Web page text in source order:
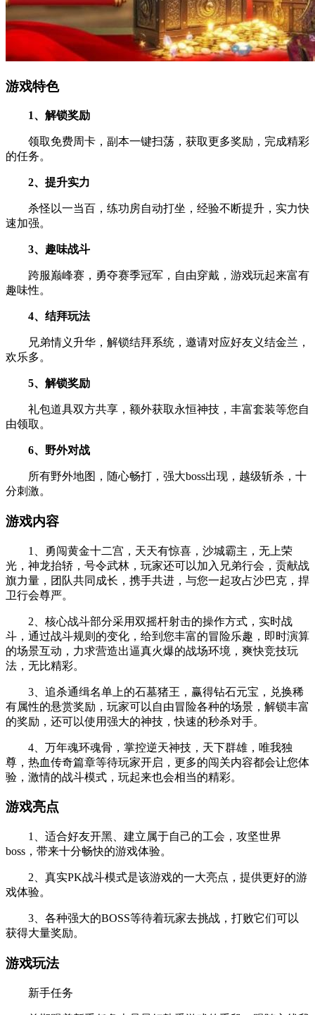
游戏特色
1、解锁奖励
领取免费周卡，副本一键扫荡，获取更多奖励，完成精彩
的任务。
2、提升实力
杀怪以一当百，练功房自动打坐，经验不断提升，实力快
速加强。
3、趣味战斗
跨服巅峰赛，勇夺赛季冠军，自由穿戴，游戏玩起来富有
趣味性。
4、结拜玩法
兄弟情义升华，解锁结拜系统，邀请对应好友义结金兰，
欢乐多。
5、解锁奖励
礼包道具双方共享，额外获取永恒神技，丰富套装等您自
由领取。
6、野外对战
所有野外地图，随心畅打，强大boss出现，越级斩杀，十
分刺激。
游戏内容
1、勇闯黄金十二宫，天天有惊喜，沙城霸主，无上荣
光，神龙抬轿，号令武林，玩家还可以加入兄弟行会，贡献战
旗力量，团队共同成长，携手共进，与您一起攻占沙巴克，捍
卫行会尊严。
2、核心战斗部分采用双摇杆射击的操作方式，实时战
斗，通过战斗规则的变化，给到您丰富的冒险乐趣，即时演算
的场景互动，力求营造出逼真火爆的战场环境，爽快竞技玩
法，无比精彩。
3、追杀通缉名单上的石墓猪王，赢得钻石元宝，兑换稀
有属性的悬赏奖励，玩家可以自由冒险各种的场景，解锁丰富
的奖励，还可以使用强大的神技，快速的秒杀对手。
4、万年魂环魂骨，掌控逆天神技，天下群雄，唯我独
尊，热血传奇篇章等待玩家开启，更多的闯关内容都会让您体
验，激情的战斗模式，玩起来也会相当的精彩。
游戏亮点
1、适合好友开黑、建立属于自己的工会，攻坚世界
boss，带来十分畅快的游戏体验。
2、真实PK战斗模式是该游戏的一大亮点，提供更好的游
戏体验。
3、各种强大的BOSS等待着玩家去挑战，打败它们可以
获得大量奖励。
游戏玩法
新手任务